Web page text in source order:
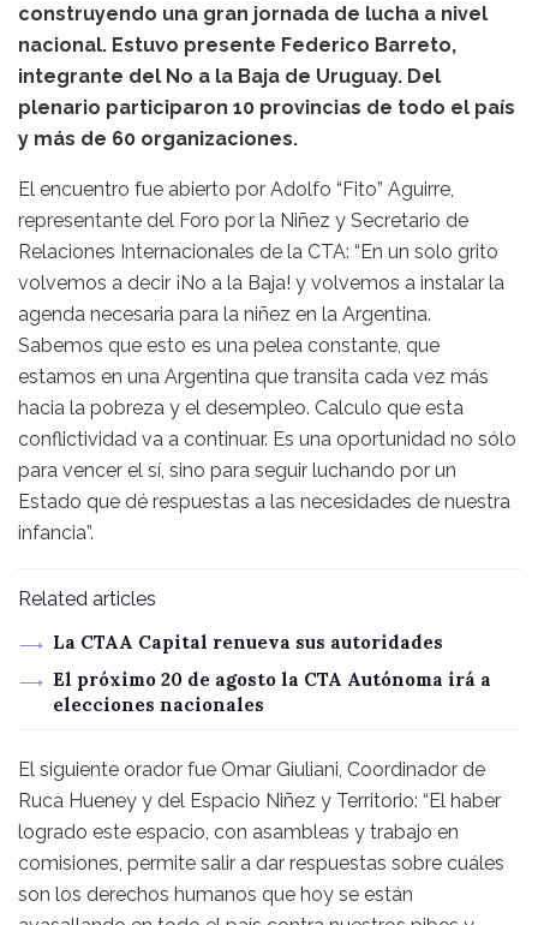
construyendo una gran jornada de lucha a nivel
nacional. Estuvo presente Federico Barreto,
integrante del No a la Baja de Uruguay. Del
plenario participaron 10 provincias de todo el país
y más de 60 organizaciones.
El encuentro fue abierto por Adolfo “Fito” Aguirre,
representante del Foro por la Niñez y Secretario de
Relaciones Internacionales de la CTA: “En un solo grito
volvemos a decir ¡No a la Baja! y volvemos a instalar la
agenda necesaria para la niñez en la Argentina.
Sabemos que esto es una pelea constante, que
estamos en una Argentina que transita cada vez más
hacia la pobreza y el desempleo. Calculo que esta
conflictividad va a continuar. Es una oportunidad no sólo
para vencer el sí, sino para seguir luchando por un
Estado que dé respuestas a las necesidades de nuestra
infancia”.
Related articles
La CTAA Capital renueva sus autoridades
El próximo 20 de agosto la CTA Autónoma irá a
elecciones nacionales
El siguiente orador fue Omar Giuliani, Coordinador de
Ruca Hueney y del Espacio Niñez y Territorio: “El haber
logrado este espacio, con asambleas y trabajo en
comisiones, permite salir a dar respuestas sobre cuáles
son los derechos humanos que hoy se están